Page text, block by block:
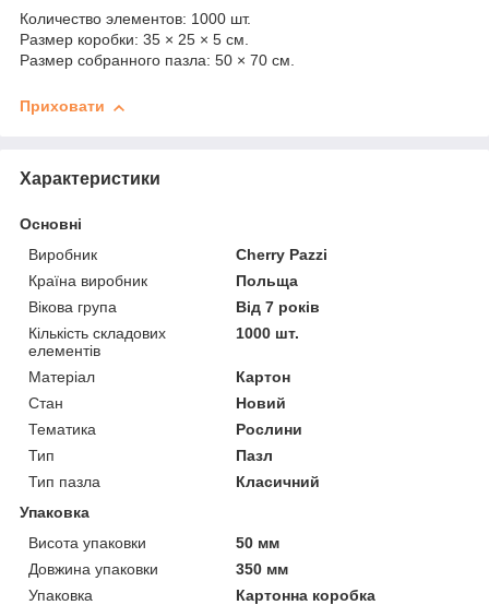
Количество элементов: 1000 шт.
Размер коробки: 35 × 25 × 5 см.
Размер собранного пазла: 50 × 70 см.
Приховати
Характеристики
Основні
Виробник
Cherry Pazzi
Країна виробник
Польща
Вікова група
Від 7 років
Кількість складових
елементів
1000 шт.
Матеріал
Картон
Стан
Новий
Тематика
Рослини
Тип
Пазл
Тип пазла
Класичний
Упаковка
Висота упаковки
50 мм
Довжина упаковки
350 мм
Упаковка
Картонна коробка